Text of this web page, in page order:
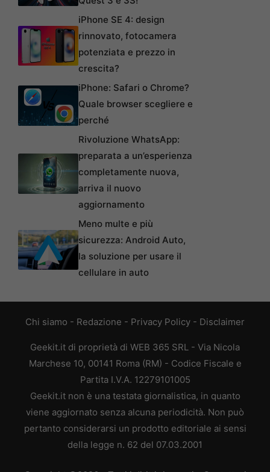
iPhone SE 4: design
rinnovato, fotocamera
potenziata e prezzo in
crescita?
iPhone: Safari o Chrome?
Quale browser scegliere e
perché
Rivoluzione WhatsApp:
preparata a un’esperienza
completamente nuova,
arriva il nuovo
aggiornamento
Meno multe e più
sicurezza: Android Auto,
la soluzione per usare il
cellulare in auto
Chi siamo - Redazione - Privacy Policy - Disclaimer
Geekit.it di proprietà di WEB 365 SRL - Via Nicola
Marchese 10, 00141 Roma (RM) - Codice Fiscale e
Partita I.V.A. 12279101005
Geekit.it non è una testata giornalistica, in quanto
viene aggiornato senza alcuna periodicità. Non può
pertanto considerarsi un prodotto editoriale ai sensi
della legge n. 62 del 07.03.2001